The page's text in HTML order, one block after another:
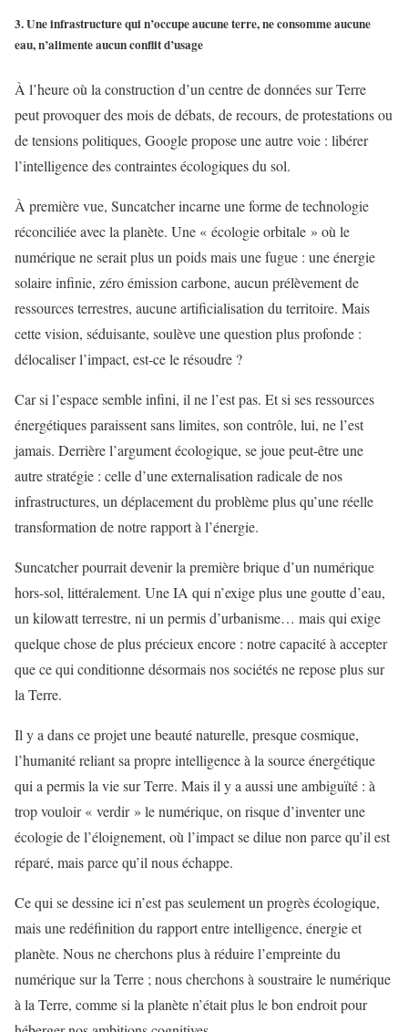
3. Une infrastructure qui n’occupe aucune terre, ne consomme aucune
eau, n’alimente aucun conflit d’usage
À l’heure où la construction d’un centre de données sur Terre
peut provoquer des mois de débats, de recours, de protestations ou
de tensions politiques, Google propose une autre voie : libérer
l’intelligence des contraintes écologiques du sol.
À première vue, Suncatcher incarne une forme de technologie
réconciliée avec la planète. Une « écologie orbitale » où le
numérique ne serait plus un poids mais une fugue : une énergie
solaire infinie, zéro émission carbone, aucun prélèvement de
ressources terrestres, aucune artificialisation du territoire. Mais
cette vision, séduisante, soulève une question plus profonde :
délocaliser l’impact, est-ce le résoudre ?
Car si l’espace semble infini, il ne l’est pas. Et si ses ressources
énergétiques paraissent sans limites, son contrôle, lui, ne l’est
jamais. Derrière l’argument écologique, se joue peut-être une
autre stratégie : celle d’une externalisation radicale de nos
infrastructures, un déplacement du problème plus qu’une réelle
transformation de notre rapport à l’énergie.
Suncatcher pourrait devenir la première brique d’un numérique
hors-sol, littéralement. Une IA qui n’exige plus une goutte d’eau,
un kilowatt terrestre, ni un permis d’urbanisme… mais qui exige
quelque chose de plus précieux encore : notre capacité à accepter
que ce qui conditionne désormais nos sociétés ne repose plus sur
la Terre.
Il y a dans ce projet une beauté naturelle, presque cosmique,
l’humanité reliant sa propre intelligence à la source énergétique
qui a permis la vie sur Terre. Mais il y a aussi une ambiguïté : à
trop vouloir « verdir » le numérique, on risque d’inventer une
écologie de l’éloignement, où l’impact se dilue non parce qu’il est
réparé, mais parce qu’il nous échappe.
Ce qui se dessine ici n’est pas seulement un progrès écologique,
mais une redéfinition du rapport entre intelligence, énergie et
planète. Nous ne cherchons plus à réduire l’empreinte du
numérique sur la Terre ; nous cherchons à soustraire le numérique
à la Terre, comme si la planète n’était plus le bon endroit pour